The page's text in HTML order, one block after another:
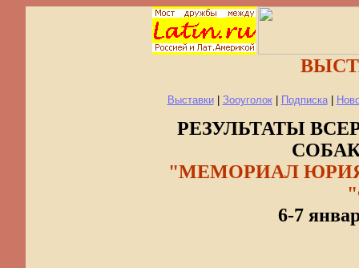
Выставки| Зооуголок| Подписка|
РЕЗУЛЬТАТЫ
"МЕМОРИАЛ ЮРИЯ
6-7